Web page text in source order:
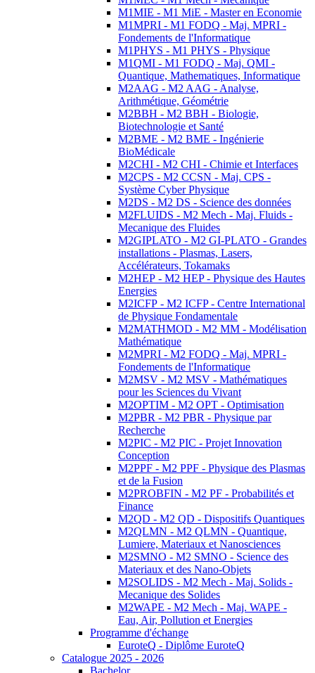
M1MIE - M1 MiE - Master en Economie
M1MPRI - M1 FODQ - Maj. MPRI -
Fondements de l'Informatique
M1PHYS - M1 PHYS - Physique
M1QMI - M1 FODQ - Maj. QMI -
Quantique, Mathematiques, Informatique
M2AAG - M2 AAG - Analyse,
Arithmétique, Géométrie
M2BBH - M2 BBH - Biologie,
Biotechnologie et Santé
M2BME - M2 BME - Ingénierie
BioMédicale
M2CHI - M2 CHI - Chimie et Interfaces
M2CPS - M2 CCSN - Maj. CPS -
Système Cyber Physique
M2DS - M2 DS - Science des données
M2FLUIDS - M2 Mech - Maj. Fluids -
Mecanique des Fluides
M2GIPLATO - M2 GI-PLATO - Grandes
installations - Plasmas, Lasers,
Accélérateurs, Tokamaks
M2HEP - M2 HEP - Physique des Hautes
Energies
M2ICFP - M2 ICFP - Centre International
de Physique Fondamentale
M2MATHMOD - M2 MM - Modélisation
Mathématique
M2MPRI - M2 FODQ - Maj. MPRI -
Fondements de l'Informatique
M2MSV - M2 MSV - Mathématiques
pour les Sciences du Vivant
M2OPTIM - M2 OPT - Optimisation
M2PBR - M2 PBR - Physique par
Recherche
M2PIC - M2 PIC - Projet Innovation
Conception
M2PPF - M2 PPF - Physique des Plasmas
et de la Fusion
M2PROBFIN - M2 PF - Probabilités et
Finance
M2QD - M2 QD - Dispositifs Quantiques
M2QLMN - M2 QLMN - Quantique,
Lumiere, Materiaux et Nanosciences
M2SMNO - M2 SMNO - Science des
Materiaux et des Nano-Objets
M2SOLIDS - M2 Mech - Maj. Solids -
Mecanique des Solides
M2WAPE - M2 Mech - Maj. WAPE -
Eau, Air, Pollution et Energies
Programme d'échange
EuroteQ - Diplôme EuroteQ
Catalogue 2025 - 2026
Bachelor